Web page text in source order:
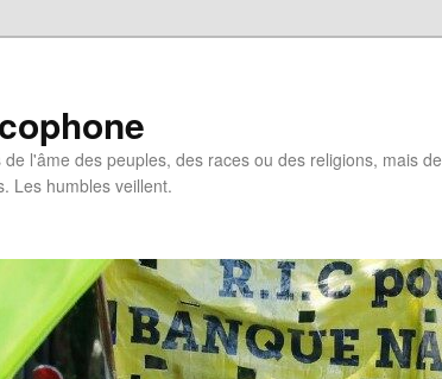
l'âme des peuples, des races ou des religions, mais de
Les humbles veillent.